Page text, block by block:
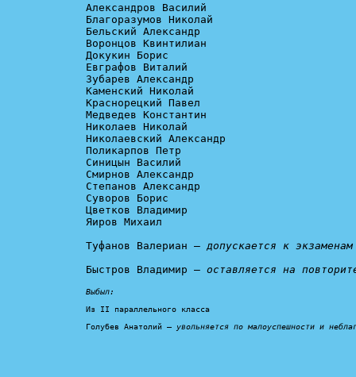
Александров Василий
Благоразумов Николай
Бельский Александр
Воронцов Квинтилиан
Докукин Борис
Евграфов Виталий
Зубарев Александр
Каменский Николай
Краснорецкий Павел
Медведев Константин
Николаев Николай
Николаевский Александр
Поликарпов Петр
Синицын Василий
Смирнов Александр
Степанов Александр
Суворов Борис
Цветков Владимир
Яиров Михаил
Туфанов Валериан – допускается к
Быстров Владимир – оставляется на
Выбыл:
Из II параллельного класса
Голубев Анатолий – увольняется по малоуспешности и